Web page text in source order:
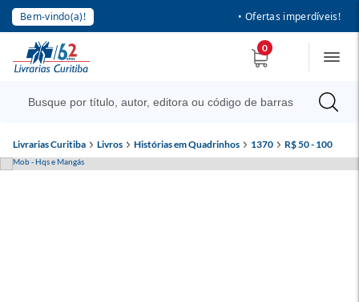
Bem-vindo(a)! • Ofertas imperdíveis!
0
Livrarias Curitiba Livros Histórias em Quadrinhos 1370 R$ 50 - 100